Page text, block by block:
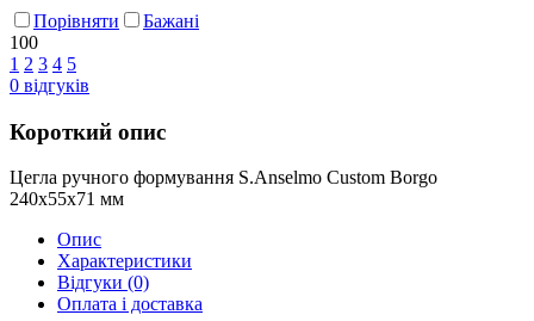
Порівняти
Бажані
100
1 2 3 4 5
0 відгуків
Короткий опис
Цегла ручного формування S.Anselmo Custom Borgo
240х55х71 мм
Опис
Характеристики
Відгуки (0)
Оплата і доставка